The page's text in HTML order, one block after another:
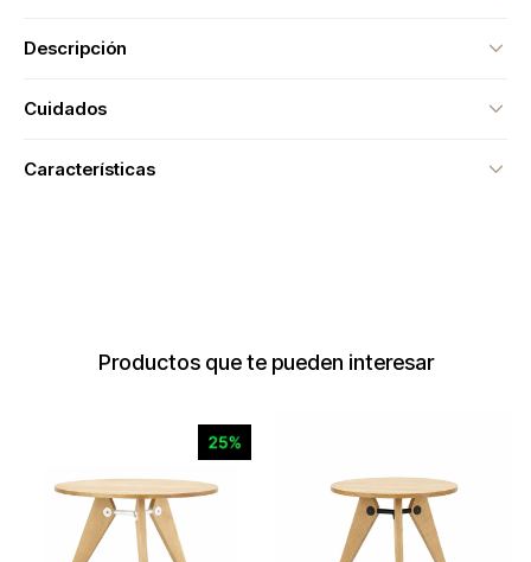
Descripción
Cuidados
Características
Productos que te pueden interesar